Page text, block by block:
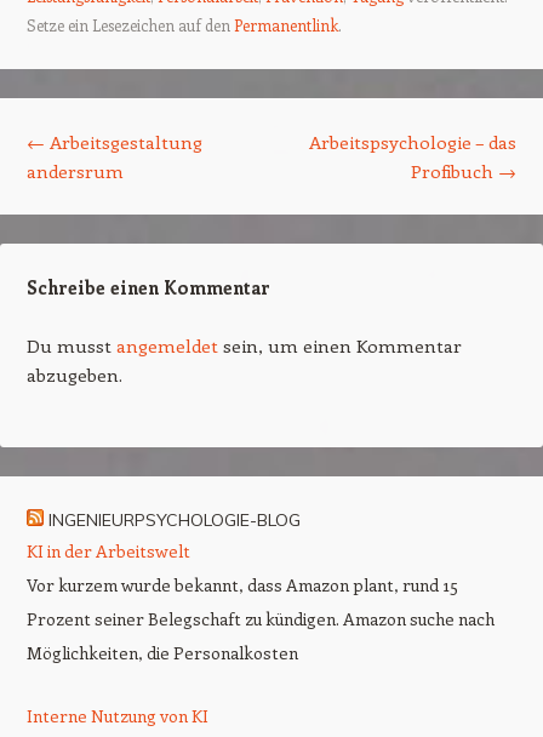
Setze ein Lesezeichen auf den Permanentlink.
← Arbeitsgestaltung
andersrum
Arbeitspsychologie – das
Profibuch →
Schreibe einen Kommentar
Du musst angemeldetsein, um einen Kommentar
abzugeben.
INGENIEURPSYCHOLOGIE-BLOG
KI in der Arbeitswelt
Vor kurzem wurde bekannt, dass Amazon plant, rund 15
Prozent seiner Belegschaft zu kündigen. Amazon suche nach
Möglichkeiten, die Personalkosten
Interne Nutzung von KI